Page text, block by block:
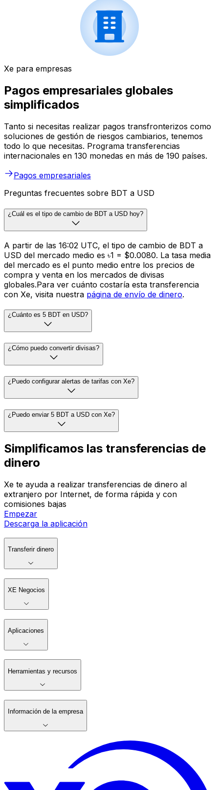
Xe para empresas
Pagos empresariales globales
simplificados
Tanto si necesitas realizar pagos transfronterizos como
soluciones de gestión de riesgos cambiarios, tenemos
todo lo que necesitas. Programa transferencias
internacionales en 130 monedas en más de 190 países.
Pagos empresariales
Preguntas frecuentes sobre BDT a USD
¿Cuál es el tipo de cambio de BDT a USD hoy?
A partir de las 16:02 UTC, el tipo de cambio de BDT a
USD del mercado medio es ৳1 = $0.0080. La tasa media
del mercado es el punto medio entre los precios de
compra y venta en los mercados de divisas
globales.Para ver cuánto costaría esta transferencia
con Xe, visita nuestra página de envío de dinero.
¿Cuánto es 5 BDT en USD?
¿Cómo puedo convertir divisas?
¿Puedo configurar alertas de tarifas con Xe?
¿Puedo enviar 5 BDT a USD con Xe?
Simplificamos las transferencias de
dinero
Xe te ayuda a realizar transferencias de dinero al
extranjero por Internet, de forma rápida y con
comisiones bajas
Empezar
Descarga la aplicación
Transferir dinero
XE Negocios
Aplicaciones
Herramientas y recursos
Información de la empresa